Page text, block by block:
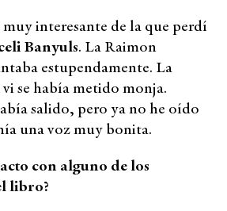
interesante de la que perdí
Banyuls. La Raimon
estupendamente. La
se había metido monja.
salido, pero ya no he oído
una voz muy bonita.
con alguno de los
libro?